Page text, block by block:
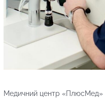
Медичний центр «ПлюсМед»